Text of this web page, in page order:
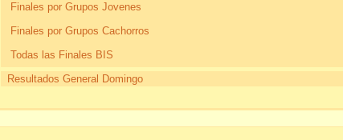
Finales por Grupos Jovenes
Finales por Grupos Cachorros
Todas las Finales BIS
Resultados General Domingo